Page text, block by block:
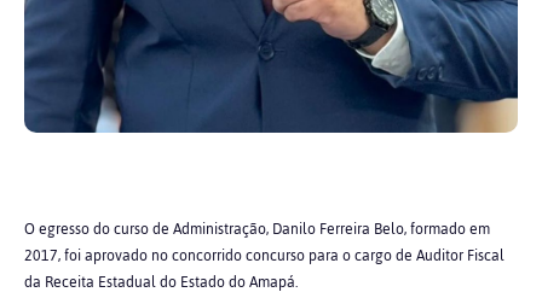
O egresso do curso de Administração, Danilo Ferreira Belo, formado em
2017, foi aprovado no concorrido concurso para o cargo de Auditor Fiscal
da Receita Estadual do Estado do Amapá.